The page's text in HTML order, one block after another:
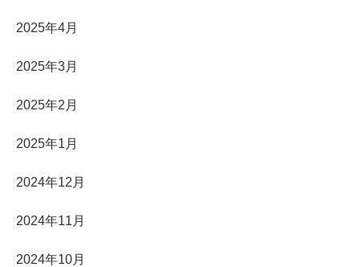
2025年4月
2025年3月
2025年2月
2025年1月
2024年12月
2024年11月
2024年10月